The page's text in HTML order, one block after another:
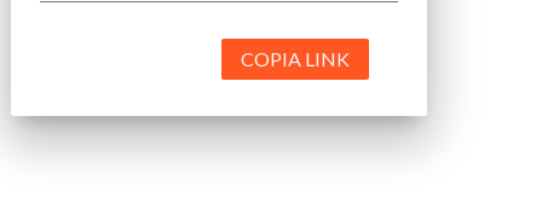
COPIA LINK